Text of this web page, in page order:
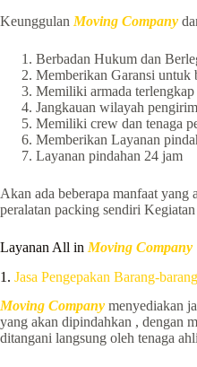
Keunggulan Moving Company
Berbadan Hukum dan
Memberikan Garansi untuk
Memiliki armada
Jangkauan wilayah
Memiliki crew dan tenaga
Memberikan Layanan
Layanan pindahan 24 jam
Akan ada beberapa manfaat yang
peralatan packing sendiri
Layanan All in Moving Company
1. Jasa Pengepakan Barang-barang
Moving Company menyediakan
yang akan dipindahkan , dengan
ditangani langsung oleh tenaga